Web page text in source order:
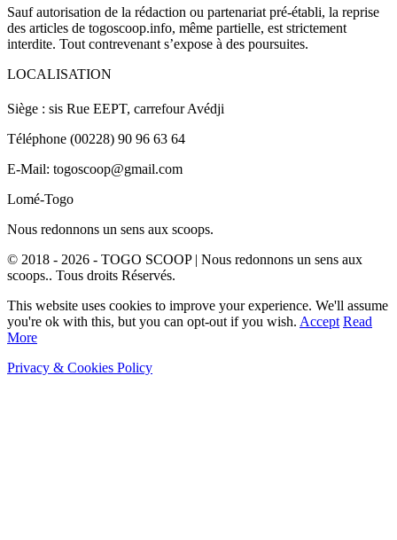
Sauf autorisation de la rédaction ou partenariat pré-établi, la reprise
des articles de togoscoop.info, même partielle, est strictement
interdite. Tout contrevenant s’expose à des poursuites.
LOCALISATION
Siège : sis Rue EEPT, carrefour Avédji
Téléphone (00228) 90 96 63 64
E-Mail: togoscoop@gmail.com
Lomé-Togo
Nous redonnons un sens aux scoops.
© 2018 - 2026 - TOGO SCOOP | Nous redonnons un sens aux
scoops.. Tous droits Réservés.
This website uses cookies to improve your experience. We'll assume
you're ok with this, but you can opt-out if you wish. Accept Read
More
Privacy & Cookies Policy